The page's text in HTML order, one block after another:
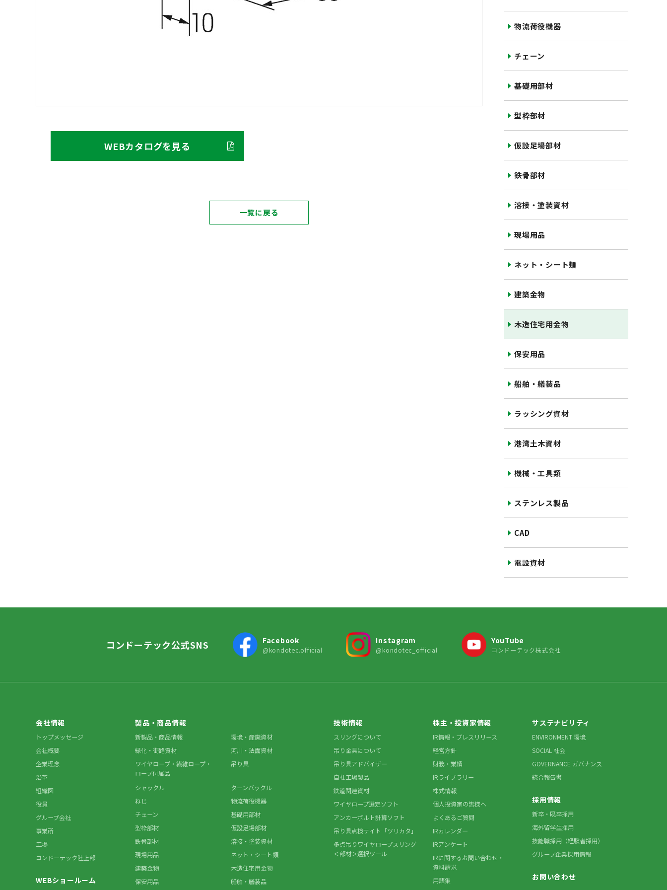
WEBカタログを見る
一覧に戻る
物流荷役機器
チェーン
基礎用部材
型枠部材
仮設足場部材
鉄骨部材
溶接・塗装資材
現場用品
ネット・シート類
建築金物
木造住宅用金物
保安用品
船舶・艤装品
ラッシング資材
港湾土木資材
機械・工具類
ステンレス製品
CAD
電設資材
コンドーテック公式SNS Facebook
@kondotec.official
Instagram
@kondotec_official
YouTube
コンドーテック株式会社
会社情報
トップメッセージ
会社概要
企業理念
沿革
組織図
役員
グループ会社
事業所
工場
コンドーテック陸上部
WEBショールーム
製品・商品情報
新製品・商品情報
環境・産廃資材
緑化・街路資材
河川・法面資材
ワイヤロープ・繊維ロープ・
ロープ付属品
吊り具
シャックル
ターンバックル
ねじ
物流荷役機器
チェーン
基礎用部材
型枠部材
仮設足場部材
鉄骨部材
溶接・塗装資材
現場用品
ネット・シート類
建築金物
木造住宅用金物
保安用品
船舶・艤装品
技術情報
スリングについて
吊り金具について
吊り具アドバイザー
自社工場製品
鉄道関連資材
ワイヤロープ選定ソフト
アンカーボルト計算ソフト
吊り具点検サイト「ツリカタ」
多点吊りワイヤロープスリング
＜部材＞選択ツール
株主・投資家情報
IR情報・プレスリリース
経営方針
財務・業績
IRライブラリー
株式情報
個人投資家の皆様へ
よくあるご質問
IRカレンダー
IRアンケート
IRに関するお問い合わせ・
資料請求
用語集
サステナビリティ
ENVIRONMENT 環境
SOCIAL 社会
GOVERNANCE ガバナンス
統合報告書
採用情報
新卒・既卒採用
海外留学生採用
技能職採用（経験者採用）
グループ企業採用情報
お問い合わせ